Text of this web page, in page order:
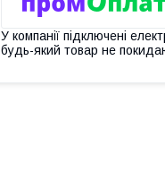
У компанії підключені
будь-який товар не